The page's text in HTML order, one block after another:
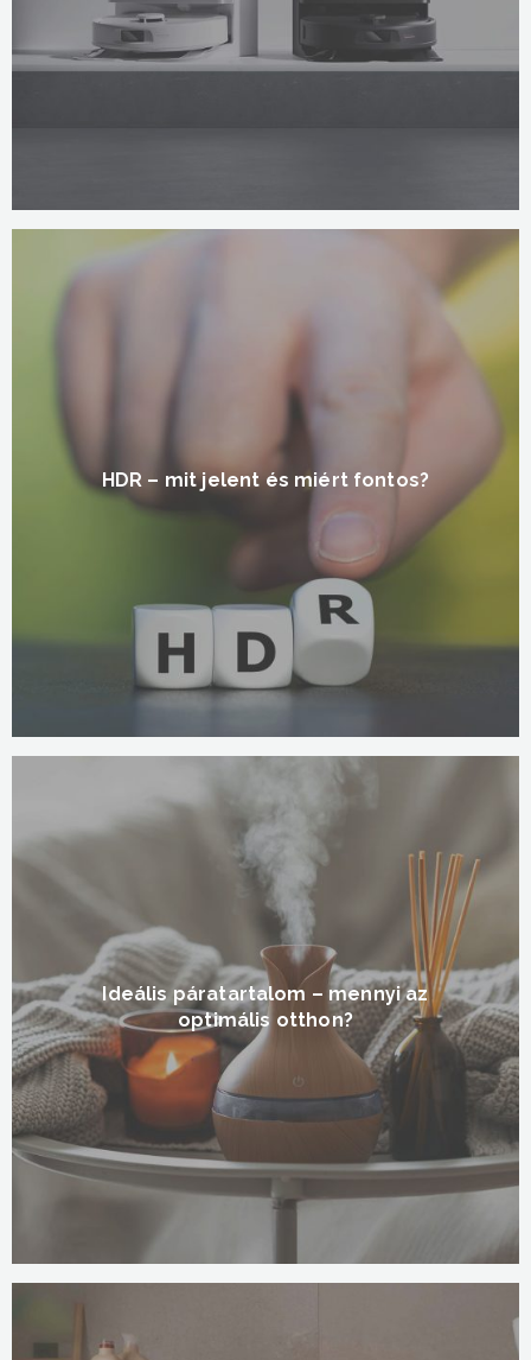
HDR – mit jelent és miért fontos?
Ideális páratartalom – mennyi az
optimális otthon?